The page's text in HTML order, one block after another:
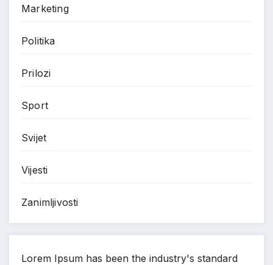
Marketing
Politika
Prilozi
Sport
Svijet
Vijesti
Zanimljivosti
Lorem Ipsum has been the industry's standard